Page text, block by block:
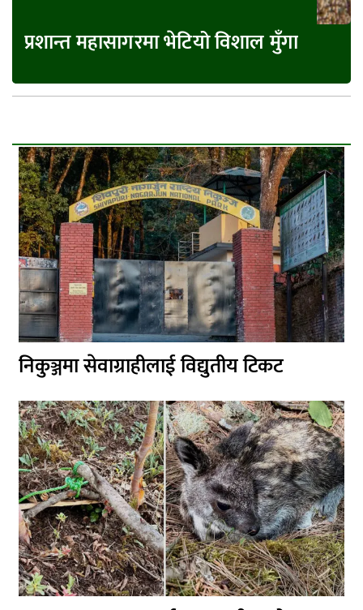
प्रशान्त महासागरमा भेटियो विशाल मुँगा
निकुञ्जमा सेवाग्राहीलाई विद्युतीय टिकट